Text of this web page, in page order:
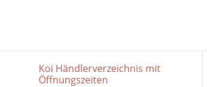
Koi Händlerverzeichnis mit
Öffnungszeiten